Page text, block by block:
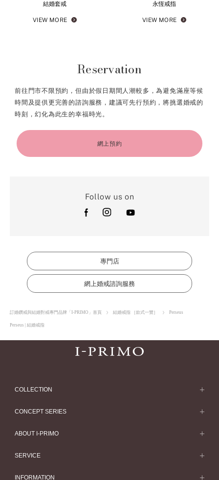
結婚套戒
VIEW MORE
永恆戒指
VIEW MORE
Reservation
前往門市不限預約，但由於假日期間人潮較多，為避免滿座等候
時間及提供更完善的諮詢服務，建議可先行預約，將挑選婚戒的
時刻，幻化為此生的幸福時光。
網上預約
Follow us on
專門店
網上婚戒諮詢服務
訂婚鑽戒與結婚對戒專門品牌「I-PRIMO」首頁 結婚戒指 ［款式一覽］ Perseus
Perseus | 結婚戒指
COLLECTION
CONCEPT SERIES
ABOUT I-PRIMO
SERVICE
INFORMATION